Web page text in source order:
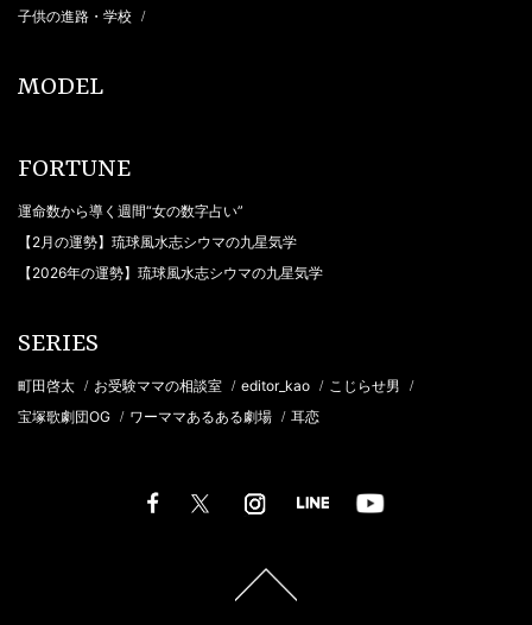
子供の進路・学校 /
MODEL
FORTUNE
運命数から導く週間“女の数字占い”
【2月の運勢】琉球風水志シウマの九星気学
【2026年の運勢】琉球風水志シウマの九星気学
SERIES
町田啓太 / お受験ママの相談室 / editor_kao / こじらせ男 /
宝塚歌劇団OG / ワーママあるある劇場 / 耳恋